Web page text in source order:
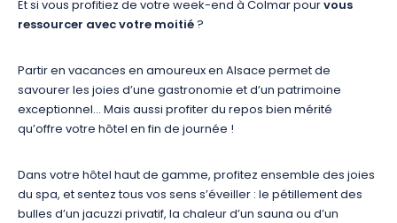
Et si vous profitiez de votre week-end à Colmar pourvous
ressourcer avec votre moitié?
Partir en vacances en amoureux en Alsace permet de
savourer les joies d’une gastronomie et d’un patrimoine
exceptionnel… Mais aussi profiter du repos bien mérité
qu’offre votre hôtel en fin de journée !
Dans votre hôtel haut de gamme, profitez ensemble des joies
du spa, et sentez tous vos sens s’éveiller : le pétillement des
bulles d’un jacuzzi privatif, la chaleur d’un sauna ou d’un